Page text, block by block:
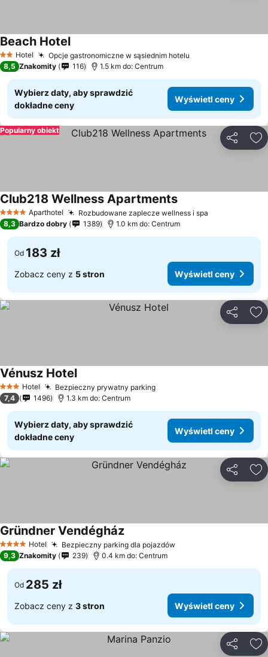
2 Kategoria
Hotel Opcje gastronomiczne w sąsiednim hotelu
Beach Hotel
8,5 Znakomity 116 1.5 km do: Centrum
Wybierz daty, aby sprawdzić
dokładne ceny
Wyświetl ceny
Popularny obiekt
4 KategoriaAparthotel Rozbudowane zaplecze wellness i spa
Club218 Wellness Apartments
8,3 Bardzo dobry 1389 1.0 km do: Centrum
Od 183 zł
Zobacz ceny z 5 stron Wyświetl ceny
3 Kategoria
Hotel Bezpieczny prywatny parking
Vénusz Hotel
7,4 1496 1.3 km do: Centrum
Wybierz daty, aby sprawdzić
dokładne ceny
Wyświetl ceny
4 KategoriaHotel Bezpieczny parking dla pojazdów
Gründner Vendégház
9,3 Znakomity 239 0.4 km do: Centrum
Od 285 zł
Zobacz ceny z 3 stron Wyświetl ceny